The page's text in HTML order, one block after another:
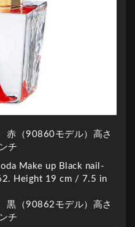
赤（90860モデル）高さ
チ
黒（90862モデル）高さ
チ